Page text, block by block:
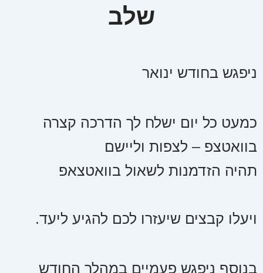
שלב
ניפגש בחודש ינואר
כמעט כל יום ישלח לך הדרכה קצרה
בוואטצפ – לצפות וליישם
תהיה הזדמנות לשאול בוואטצאפ
ויעלו קבצים שיעזרו לכם להגיע ליעד.
בנוסף ניפגש פעמיים במהלך החודש